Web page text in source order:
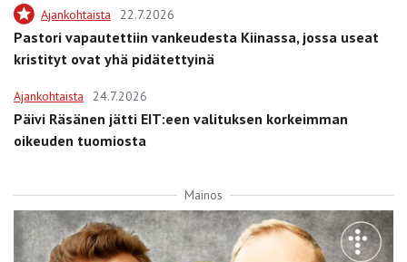
Ajankohtaista 22.7.2026
Pastori vapautettiin vankeudesta Kiinassa, jossa useat
kristityt ovat yhä pidätettyinä
Ajankohtaista 24.7.2026
Päivi Räsänen jätti EIT:een valituksen korkeimman
oikeuden tuomiosta
Mainos